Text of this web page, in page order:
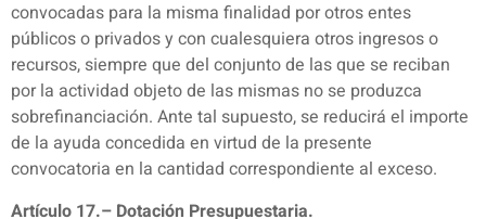
convocadas para la misma finalidad por otros entes
públicos o privados y con cualesquiera otros ingresos o
recursos, siempre que del conjunto de las que se reciban
por la actividad objeto de las mismas no se produzca
sobrefinanciación. Ante tal supuesto, se reducirá el importe
de la ayuda concedida en virtud de la presente
convocatoria en la cantidad correspondiente al exceso.
Artículo 17.– Dotación Presupuestaria.